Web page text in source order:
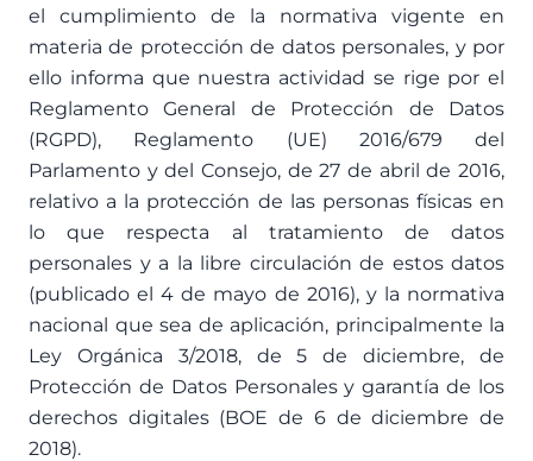
el cumplimiento de la normativa vigente en
materia de protección de datos personales, y por
ello informa que nuestra actividad se rige por el
Reglamento General de Protección de Datos
(RGPD), Reglamento (UE) 2016/679 del
Parlamento y del Consejo, de 27 de abril de 2016,
relativo a la protección de las personas físicas en
lo que respecta al tratamiento de datos
personales y a la libre circulación de estos datos
(publicado el 4 de mayo de 2016), y la normativa
nacional que sea de aplicación, principalmente la
Ley Orgánica 3/2018, de 5 de diciembre, de
Protección de Datos Personales y garantía de los
derechos digitales (BOE de 6 de diciembre de
2018).